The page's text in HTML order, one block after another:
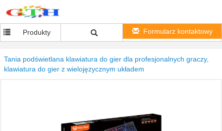
Produkty Formularz kontaktowy
Tania podświetlana klawiatura do gier dla profesjonalnych graczy,
klawiatura do gier z wielojęzycznym układem